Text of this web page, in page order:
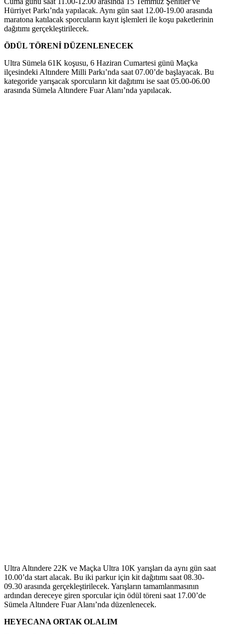
Hürriyet Parkı’nda yapılacak. Aynı gün saat 12.00-19.00 arasında
maratona katılacak sporcuların kayıt işlemleri ile koşu paketlerinin
dağıtımı gerçekleştirilecek.
ÖDÜL TÖRENİ DÜZENLENECEK
Ultra Sümela 61K koşusu, 6 Haziran Cumartesi günü Maçka
ilçesindeki Altındere Milli Parkı’nda saat 07.00’de başlayacak. Bu
kategoride yarışacak sporcuların kit dağıtımı ise saat 05.00-06.00
arasında Sümela Altındere Fuar Alanı’nda yapılacak.
Ultra Altındere 22K ve Maçka Ultra 10K yarışları da aynı gün saat
10.00’da start alacak. Bu iki parkur için kit dağıtımı saat 08.30-
09.30 arasında gerçekleştirilecek. Yarışların tamamlanmasının
ardından dereceye giren sporcular için ödül töreni saat 17.00’de
Sümela Altındere Fuar Alanı’nda düzenlenecek.
HEYECANA ORTAK OLALIM